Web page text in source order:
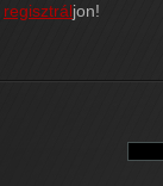
regisztráljon!